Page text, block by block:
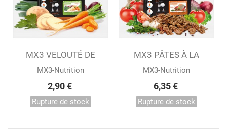
MX3 VELOUTÉ DE
LÉGUMES...
MX3-Nutrition
2,90 €
Rupture de stock
MX3 PÂTES À LA
BOLOGNAISE...
MX3-Nutrition
6,35 €
Rupture de stock